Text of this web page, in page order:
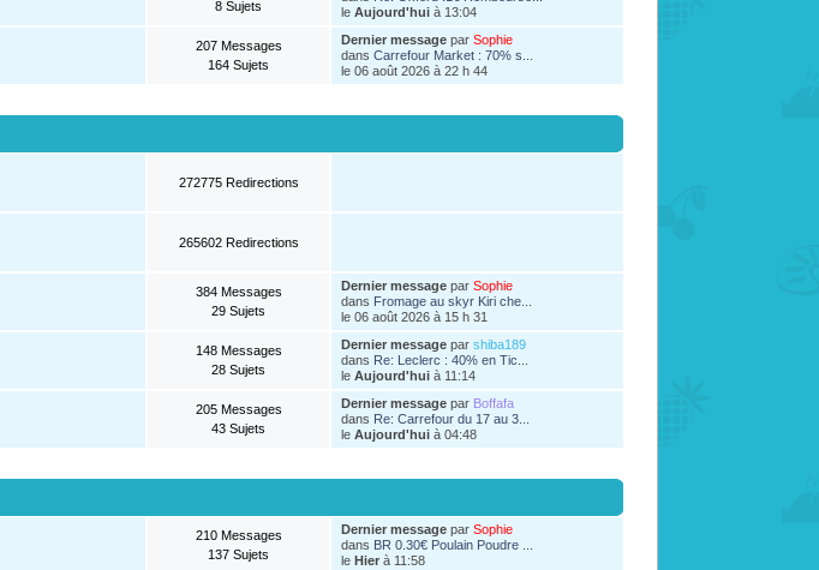
8 Sujets
le Aujourd'huià 13:04
207 Messages
164 Sujets
Dernier messagepar Sophie
dans Carrefour Market : 70% s...
le 06 août 2026 à 22 h 44
272775 Redirections
265602 Redirections
384 Messages
29 Sujets
Dernier messagepar Sophie
dans Fromage au skyr Kiri che...
le 06 août 2026 à 15 h 31
148 Messages
28 Sujets
Dernier messagepar shiba189
dans Re: Leclerc : 40% en Tic...
le Aujourd'huià 11:14
205 Messages
43 Sujets
Dernier messagepar Boffafa
dans Re: Carrefour du 17 au 3...
le Aujourd'huià 04:48
210 Messages
137 Sujets
Dernier messagepar Sophie
dans BR 0.30€ Poulain Poudre ...
le Hierà 11:58